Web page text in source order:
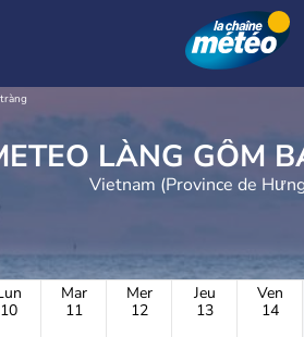
METEO LÀNG
Vietnam (Province de
10
Mar
11
Mer
12
Jeu
13
Ven
14